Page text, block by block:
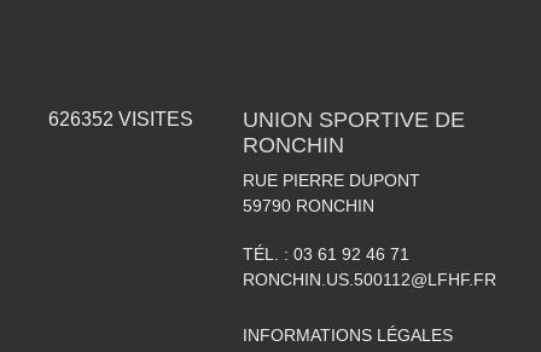
626352 VISITES
UNION SPORTIVE DE
RONCHIN
RUE PIERRE DUPONT
59790 RONCHIN
TÉL. : 03 61 92 46 71
RONCHIN.US.500112@LFHF.FR
INFORMATIONS LÉGALES